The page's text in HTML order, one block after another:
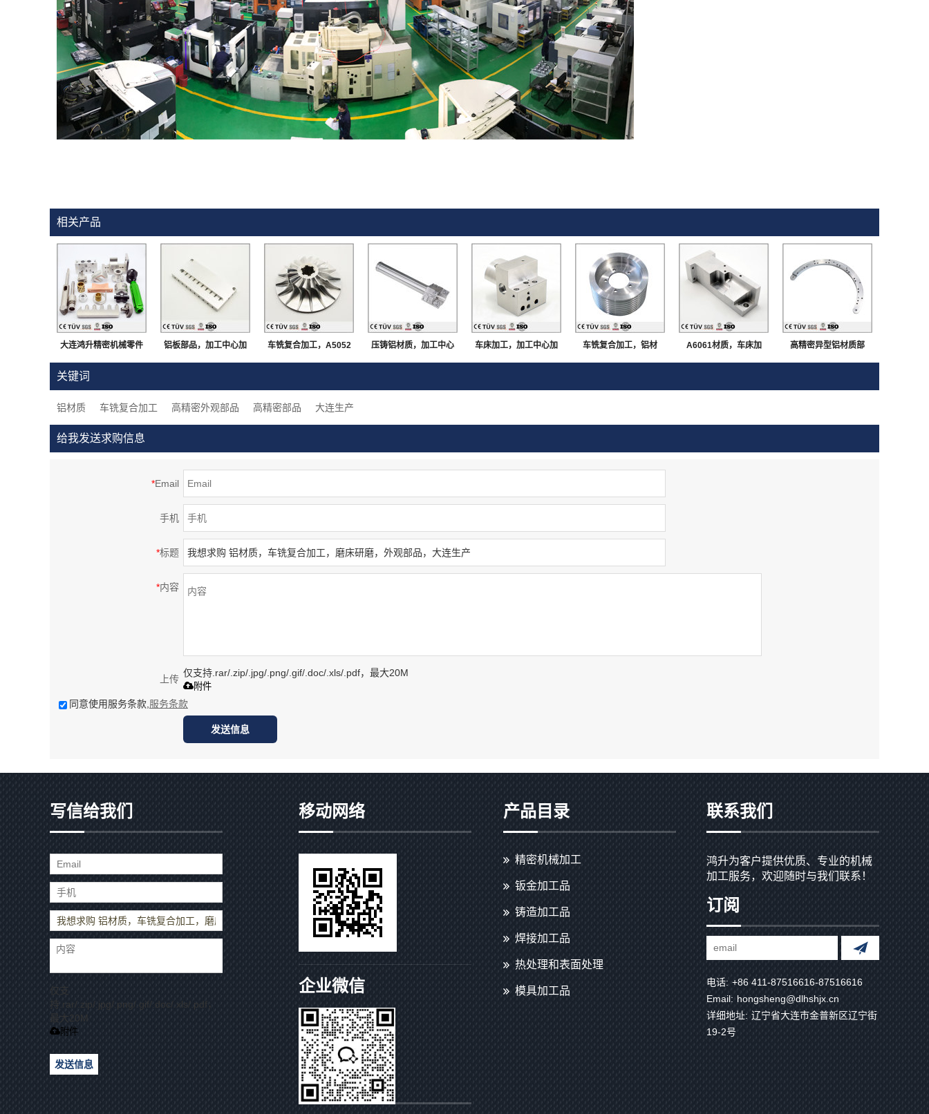
相关产品
大连鸿升精密机械零件 铝板部品，加工中心加 车铣复合加工，A5052 压铸铝材质，加工中心 车床加工，加工中心加 车铣复合加工，铝材 A6061材质，车床加 高精密异型铝材质部
关键词
铝材质 车铣复合加工 高精密外观部品 高精密部品 大连生产
给我发送求购信息
*Email
手机
*标题
*内容
上传
仅支持.rar/.zip/.jpg/.png/.gif/.doc/.xls/.pdf，最大20M
附件
同意使用服务条款, 服务条款
发送信息
写信给我们
仅支
持.rar/.zip/.jpg/.png/.gif/.doc/.xls/.pdf，
最大20M
附件
发送信息
移动网络
企业微信
产品目录
精密机械加工
钣金加工品
铸造加工品
焊接加工品
热处理和表面处理
模具加工品
联系我们
鸿升为客户提供优质、专业的机械
加工服务，欢迎随时与我们联系！
订阅
电话: +86 411-87516616-87516616
Email: hongsheng@dlhshjx.cn
详细地址: 辽宁省大连市金普新区辽宁街
19-2号